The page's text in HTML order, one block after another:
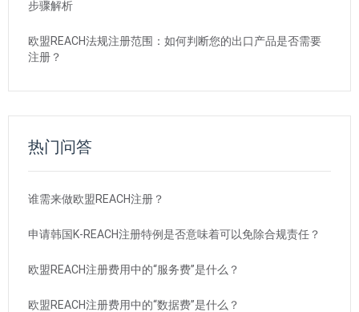
步骤解析
欧盟REACH法规注册范围：如何判断您的出口产品是否需要
注册？
热门问答
谁需来做欧盟REACH注册？
申请韩国K-REACH注册特例是否意味着可以免除合规责任？
欧盟REACH注册费用中的“服务费”是什么？
欧盟REACH注册费用中的“数据费”是什么？